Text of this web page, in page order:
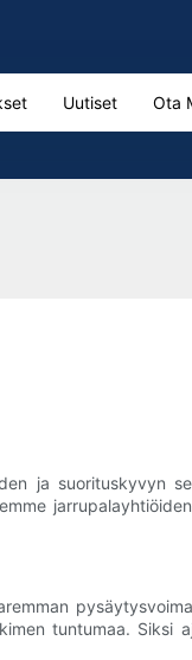
Uutiset Ota
ja suorituskyvyn
tuntumaa. Siksi